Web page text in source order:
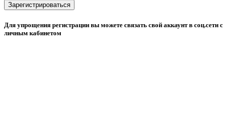
Зарегистрироваться
Для упрощения регистрации вы можете связать свой аккаунт в соц.сети с
личным кабинетом